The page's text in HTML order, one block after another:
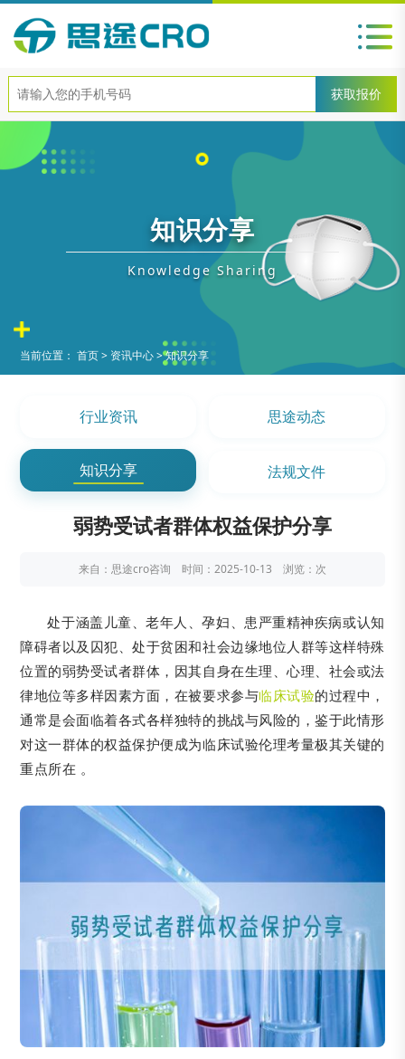
知识分享
Knowledge Sharing
当前位置：首页> 资讯中心>知识分享
行业资讯 思途动态
知识分享 法规文件
弱势受试者群体权益保护分享
来自：思途cro咨询 时间：2025-10-13 浏览： 次
处于涵盖儿童、老年人、孕妇、患严重精神疾病或认知
障碍者以及囚犯、处于贫困和社会边缘地位人群等这样特殊
位置的弱势受试者群体，因其自身在生理、心理、社会或法
律地位等多样因素方面，在被要求参与临床试验的过程中，
通常是会面临着各式各样独特的挑战与风险的，鉴于此情形
对这一群体的权益保护便成为临床试验伦理考量极其关键的
重点所在 。